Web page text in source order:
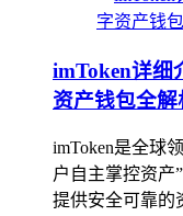
imToken详细
资产钱包全解
imToken是全球
户自主掌控资产
提供安全可靠的